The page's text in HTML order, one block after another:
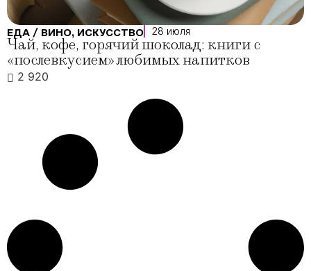
ЕДА / ВИНО, ИСКУССТВО 28 июля
Чай, кофе, горячий шоколад: книги с
«послевкусием» любимых напитков
2 920